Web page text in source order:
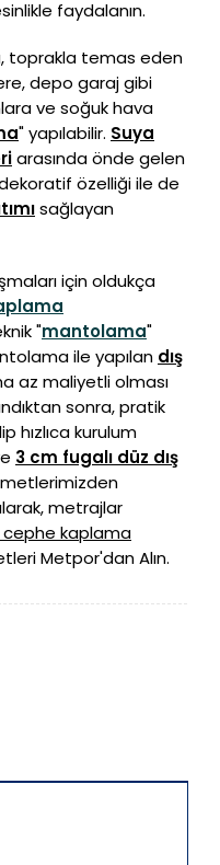
faydalanın.
toprakla temas eden
depo garaj gibi
ve soğuk hava
" yapılabilir. Suya
arasında önde gelen
özelliği ile de
sağlayan
için oldukça
"mantolama"
ile yapılan dış
az maliyetli olması
sonra, pratik
hızlıca kurulum
3 cm fugalı düz dış
metrajlar
cephe kaplama
Metpor'dan Alın.